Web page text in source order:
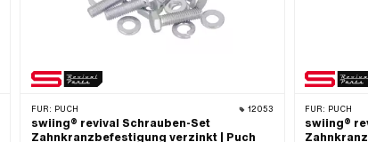
FÜR: PUCH 12053
swiing® revival Schrauben-Set
Zahnkranzbefestigung verzinkt | Puch
FÜR: PUCH
swiing®